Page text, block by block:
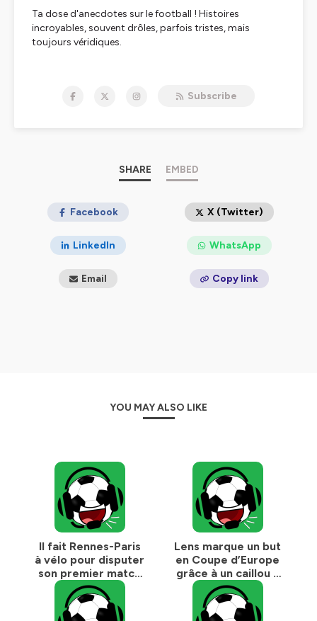
Ta dose d'anecdotes sur le football ! Histoires
incroyables, souvent drôles, parfois tristes, mais
toujours véridiques.
Subscribe
SHARE EMBED
Facebook X (Twitter)
LinkedIn WhatsApp
Email Copy link
YOU MAY ALSO LIKE
Il fait Rennes-Paris
à vélo pour disputer
son premier match
avec l'équipe de
France
Lens marque un but
en Coupe d’Europe
grâce à un caillou à
Bollaert